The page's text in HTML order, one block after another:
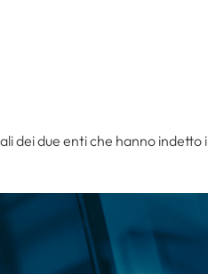
dei due enti che hanno indetto i